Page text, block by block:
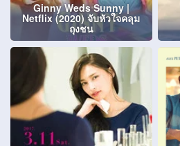
Ginny Weds Sunny |
Netflix (2020) จับหัวใจคลุม
ถุงชน